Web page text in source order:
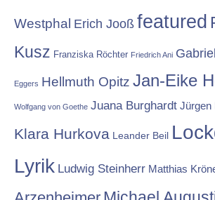
Westphal Erich Jooß featured
Kusz Franziska Röchter Friedrich Ani
Eggers Hellmuth Opitz Jan-Eike
Wolfgang von Goethe Juana Burghardt Jürgen
Klara Hurkova Leander Beil
Lyrik Ludwig Steinherr Matthias